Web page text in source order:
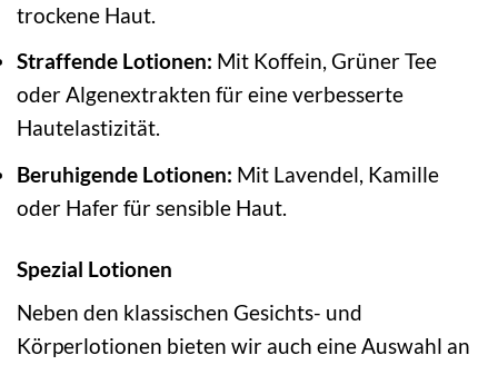
trockene Haut.
Straffende Lotionen: Mit Koffein, Grüner Tee
oder Algenextrakten für eine verbesserte
Hautelastizität.
Beruhigende Lotionen: Mit Lavendel, Kamille
oder Hafer für sensible Haut.
Spezial Lotionen
Neben den klassischen Gesichts- und
Körperlotionen bieten wir auch eine Auswahl an